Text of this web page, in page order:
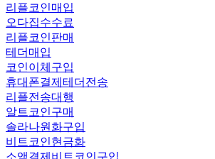
리플코인매입
오다집수수료
리플코인판매
테더매입
코인이체구입
휴대폰결제테더전송
리플전송대행
알트코인구매
솔라나원화구입
비트코인현금화
소액결제비트코인구입